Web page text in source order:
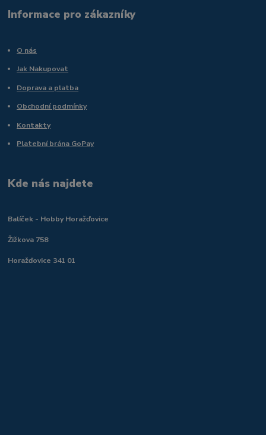
Informace pro zákazníky
O nás
Jak Nakupovat
Doprava a platba
Obchodní podmínky
Kontakty
Platební brána GoPay
Kde nás najdete
Balíček - Hobby Horažďovice
Žižkova 758
Horažďovice 341 01